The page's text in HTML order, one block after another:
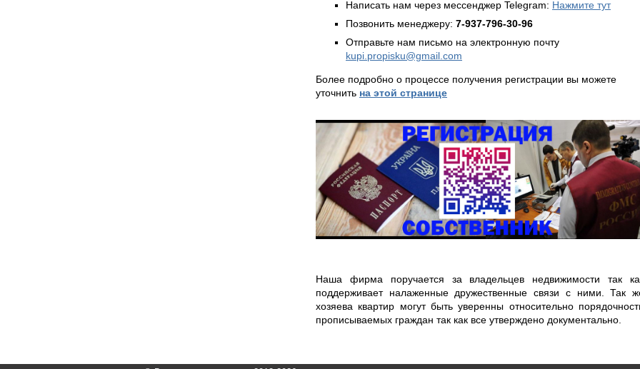
Написать нам через мессенджер Telegram: Нажмите тут
Позвонить менеджеру: 7-937-796-30-96
Отправьте нам письмо на электронную почту
kupi.propisku@gmail.com
Более подробно о процессе получения регистрации вы можете
уточнить на этой странице
Наша фирма поручается за владельцев недвижимости так
поддерживает налаженные дружественные связи с ними. Так
хозяева квартир могут быть уверенны относительно
прописываемых граждан так как все утверждено документально.